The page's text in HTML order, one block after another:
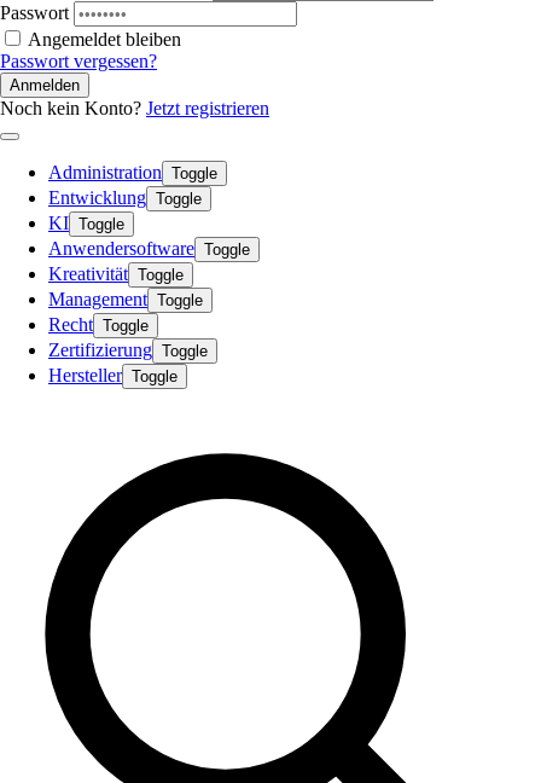
Passwort
Angemeldet bleiben
Passwort vergessen?
Anmelden
Noch kein Konto? Jetzt registrieren
Administration Toggle
Entwicklung Toggle
KI Toggle
Anwendersoftware Toggle
Kreativität Toggle
Management Toggle
Recht Toggle
Zertifizierung Toggle
Hersteller Toggle